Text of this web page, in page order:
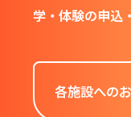
学・体験の申込
各施設への